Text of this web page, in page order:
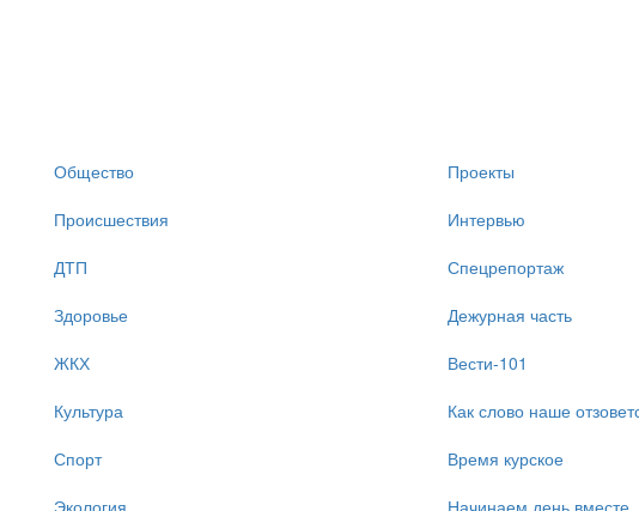
Общество
Происшествия
ДТП
Здоровье
ЖКХ
Культура
Спорт
Проекты
Интервью
Спецрепортаж
Дежурная часть
Вести-101
Как слово наше
Время курское